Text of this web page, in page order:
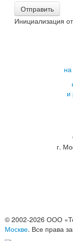
Отправить
Инициализация
и
г.
© 2002-2026 ООО
Москве. Все права